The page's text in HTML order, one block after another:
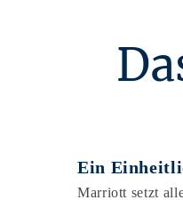
Ein
Marriott setzt